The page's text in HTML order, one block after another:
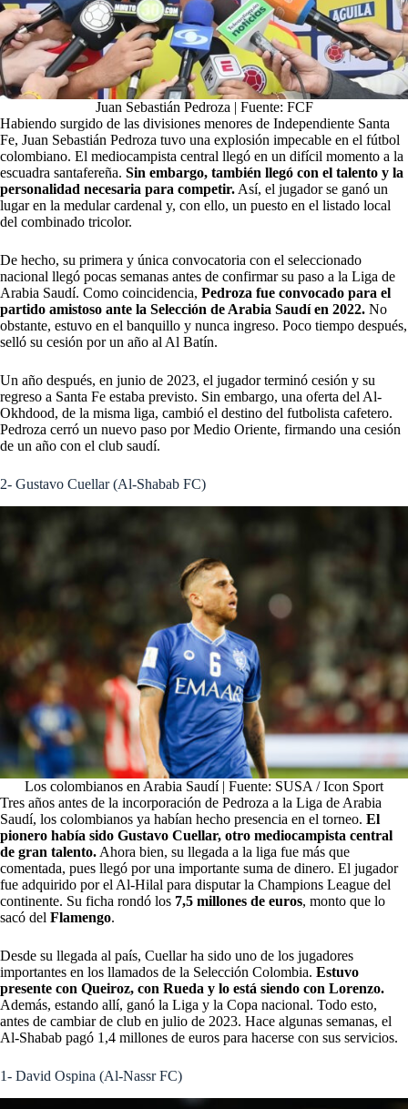
Juan Sebastián Pedroza | Fuente: FCF
Habiendo surgido de las divisiones menores de Independiente Santa
Fe, Juan Sebastián Pedroza tuvo una explosión impecable en el fútbol
colombiano. El mediocampista central llegó en un difícil momento a la
escuadra santafereña. Sin embargo, también llegó con el talento y la
personalidad necesaria para competir. Así, el jugador se ganó un
lugar en la medular cardenal y, con ello, un puesto en el listado local
del combinado tricolor.
De hecho, su primera y única convocatoria con el seleccionado
nacional llegó pocas semanas antes de confirmar su paso a la Liga de
Arabia Saudí. Como coincidencia, Pedroza fue convocado para el
partido amistoso ante la Selección de Arabia Saudí en 2022. No
obstante, estuvo en el banquillo y nunca ingreso. Poco tiempo después,
selló su cesión por un año al Al Batín.
Un año después, en junio de 2023, el jugador terminó cesión y su
regreso a Santa Fe estaba previsto. Sin embargo, una oferta del Al-
Okhdood, de la misma liga, cambió el destino del futbolista cafetero.
Pedroza cerró un nuevo paso por Medio Oriente, firmando una cesión
de un año con el club saudí.
2- Gustavo Cuellar (Al-Shabab FC)
Los colombianos en Arabia Saudí | Fuente: SUSA / Icon Sport
Tres años antes de la incorporación de Pedroza a la Liga de Arabia
Saudí, los colombianos ya habían hecho presencia en el torneo. El
pionero había sido Gustavo Cuellar, otro mediocampista central
de gran talento. Ahora bien, su llegada a la liga fue más que
comentada, pues llegó por una importante suma de dinero. El jugador
fue adquirido por el Al-Hilal para disputar la Champions League del
continente. Su ficha rondó los 7,5 millones de euros, monto que lo
sacó del Flamengo.
Desde su llegada al país, Cuellar ha sido uno de los jugadores
importantes en los llamados de la Selección Colombia. Estuvo
presente con Queiroz, con Rueda y lo está siendo con Lorenzo.
Además, estando allí, ganó la Liga y la Copa nacional. Todo esto,
antes de cambiar de club en julio de 2023. Hace algunas semanas, el
Al-Shabab pagó 1,4 millones de euros para hacerse con sus servicios.
1- David Ospina (Al-Nassr FC)